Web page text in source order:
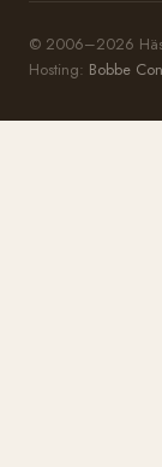
© 2006–2026
Hosting: Bobbe